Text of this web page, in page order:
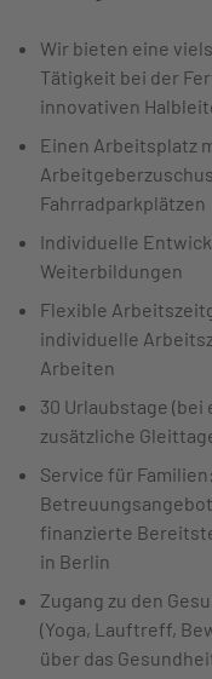
Wir bieten eine
Tätigkeit bei der
innovativen
Einen Arbeitsplatz
Fahrradparkplätzen
Individuelle
Weiterbildungen
Flexible
individuelle
Arbeiten
30 Urlaubstage (bei
zusätzliche
Service für
finanzierte
in Berlin
Zugang zu den
(Yoga, Lauftreff,
über das